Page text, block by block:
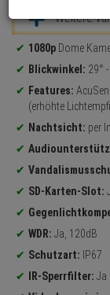
Weitere
1080p Dome
Blickwinkel: 29°
Features:
(erhöhte
Nachtsicht: per
SD-Karten-Slot:
WDR: Ja, 120dB
Schutzart: IP67
IR-Sperrfilter: Ja